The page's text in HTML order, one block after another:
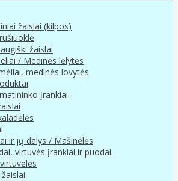
žaislai (kilpos)
žaislai
/ Medinės lėlytės
medinės lovytės
įrankiai
ir jų dalys / Mašinėlės
virtuvės įrankiai ir puodai